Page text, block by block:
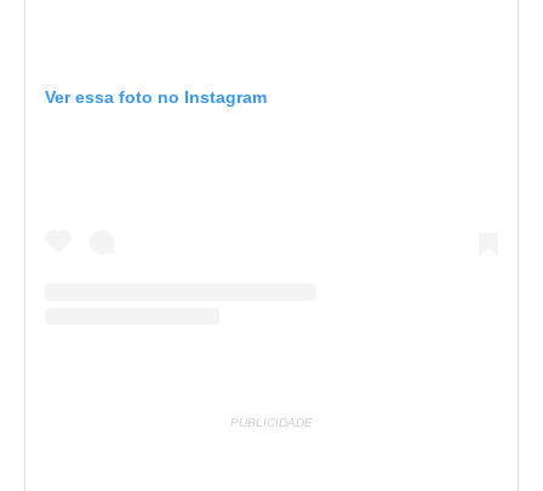
Ver essa foto no Instagram
PUBLICIDADE